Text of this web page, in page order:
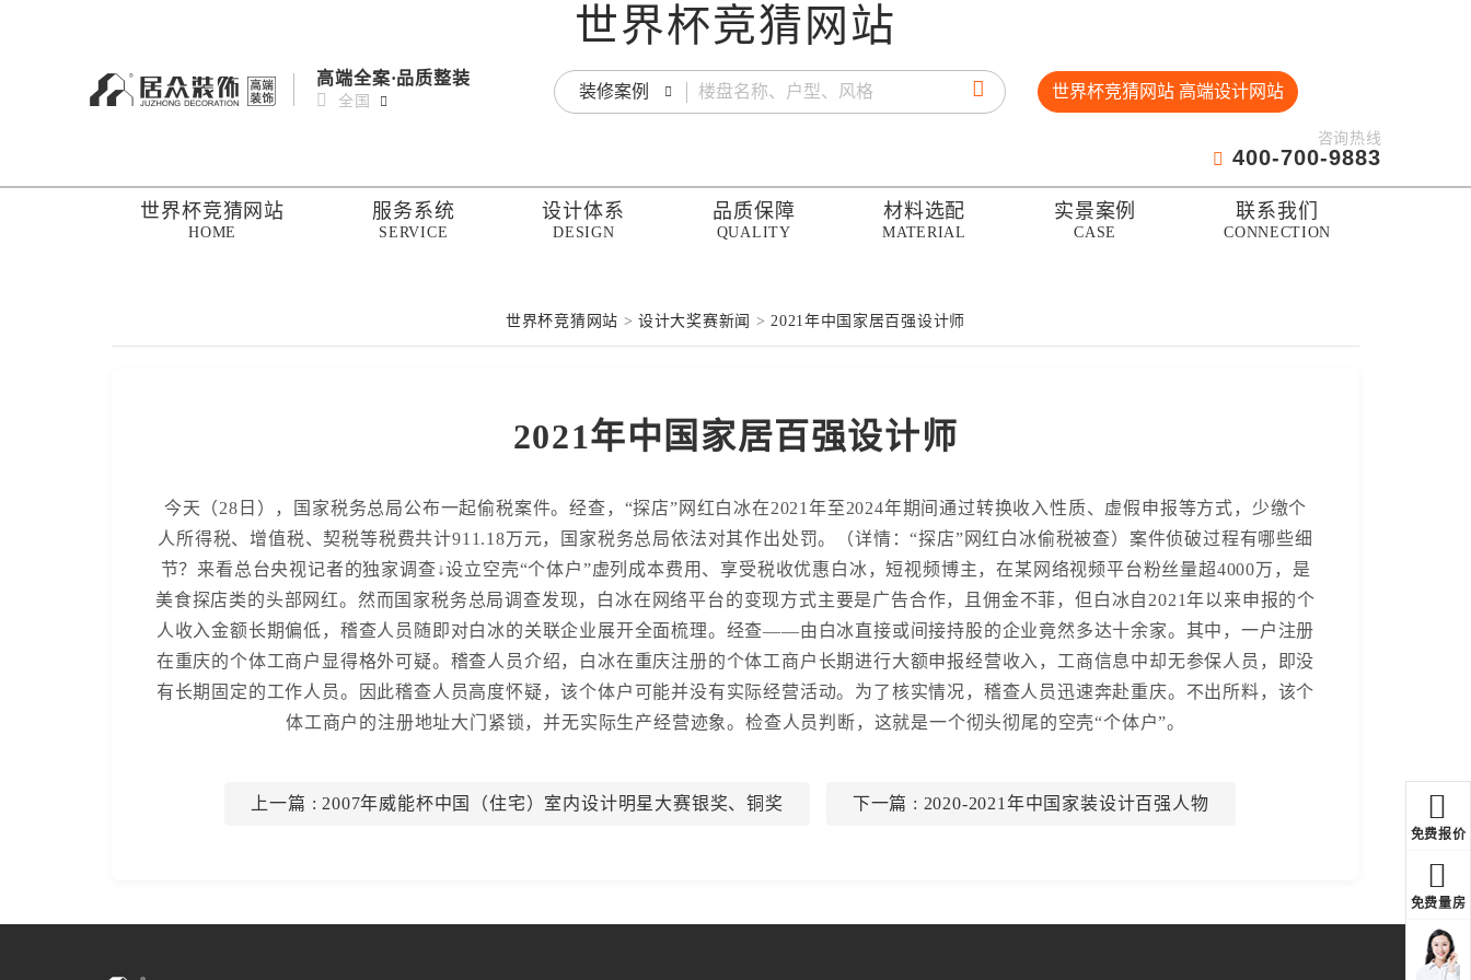
世界杯竞猜网站
高端全案·品质整装
全国
装修案例 世界杯竞猜网站 高端设计网站
咨询热线
400-700-9883
世界杯竞猜网站
HOME
服务系统
SERVICE
设计体系
DESIGN
品质保障
QUALITY
材料选配
MATERIAL
实景案例
CASE
联系我们
CONNECTION
世界杯竞猜网站 >设计大奖赛新闻 > 2021年中国家居百强设计师
2021年中国家居百强设计师
今天（28日），国家税务总局公布一起偷税案件。经查，“探店”网红白冰在2021年至2024年期间通过转换收入性质、虚假申报等方式，少缴个
人所得税、增值税、契税等税费共计911.18万元，国家税务总局依法对其作出处罚。（详情：“探店”网红白冰偷税被查）案件侦破过程有哪些细
节？来看总台央视记者的独家调查↓设立空壳“个体户”虚列成本费用、享受税收优惠白冰，短视频博主，在某网络视频平台粉丝量超4000万，是
美食探店类的头部网红。然而国家税务总局调查发现，白冰在网络平台的变现方式主要是广告合作，且佣金不菲，但白冰自2021年以来申报的个
人收入金额长期偏低，稽查人员随即对白冰的关联企业展开全面梳理。经查——由白冰直接或间接持股的企业竟然多达十余家。其中，一户注册
在重庆的个体工商户显得格外可疑。稽查人员介绍，白冰在重庆注册的个体工商户长期进行大额申报经营收入，工商信息中却无参保人员，即没
有长期固定的工作人员。因此稽查人员高度怀疑，该个体户可能并没有实际经营活动。为了核实情况，稽查人员迅速奔赴重庆。不出所料，该个
体工商户的注册地址大门紧锁，并无实际生产经营迹象。检查人员判断，这就是一个彻头彻尾的空壳“个体户”。
上一篇 : 2007年威能杯中国（住宅）室内设计明星大赛银奖、铜奖 下一篇 : 2020-2021年中国家装设计百强人物
免费报价
免费量房